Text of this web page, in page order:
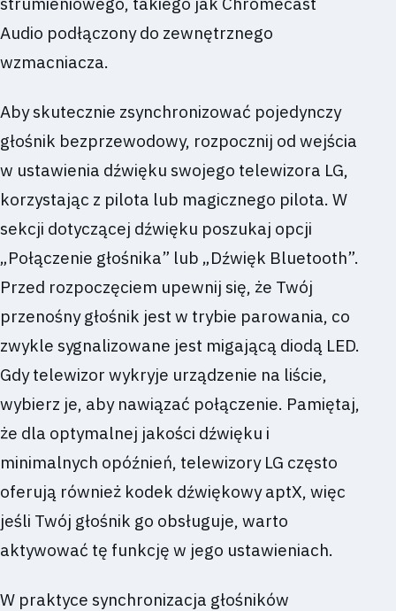
Audio podłączony do zewnętrznego
wzmacniacza.
Aby skutecznie zsynchronizować pojedynczy
głośnik bezprzewodowy, rozpocznij od wejścia
w ustawienia dźwięku swojego telewizora LG,
korzystając z pilota lub magicznego pilota. W
sekcji dotyczącej dźwięku poszukaj opcji
„Połączenie głośnika” lub „Dźwięk Bluetooth”.
Przed rozpoczęciem upewnij się, że Twój
przenośny głośnik jest w trybie parowania, co
zwykle sygnalizowane jest migającą diodą LED.
Gdy telewizor wykryje urządzenie na liście,
wybierz je, aby nawiązać połączenie. Pamiętaj,
że dla optymalnej jakości dźwięku i
minimalnych opóźnień, telewizory LG często
oferują również kodek dźwiękowy aptX, więc
jeśli Twój głośnik go obsługuje, warto
aktywować tę funkcję w jego ustawieniach.
W praktyce synchronizacja głośników